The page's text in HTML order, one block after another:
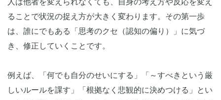
人は他者を変えられなくても、自身の考え方や反応を変え
ることで状況の捉え方が大きく変わります。その第一歩
は、誰にでもある「思考のクセ（認知の偏り）」に気づ
き、修正していくことです。
例えば、「何でも自分のせいにする」「～すべきという厳
しいルールを課す」「根拠なく悲観的に決めつける」とい